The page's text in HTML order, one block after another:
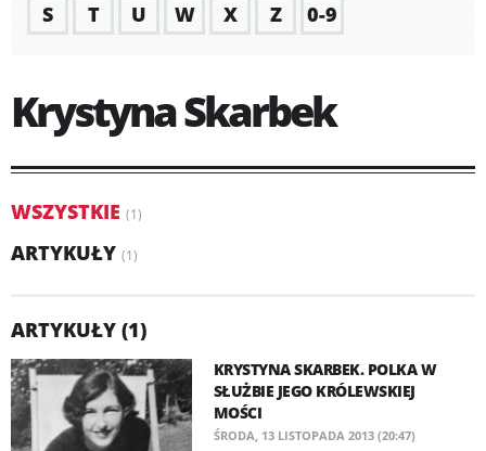
S
T U W X Z 0-9
Krystyna Skarbek
WSZYSTKIE (1)
ARTYKUŁY (1)
ARTYKUŁY (1)
KRYSTYNA SKARBEK. POLKA W
SŁUŻBIE JEGO KRÓLEWSKIEJ
MOŚCI
ŚRODA, 13 LISTOPADA 2013 (20:47)